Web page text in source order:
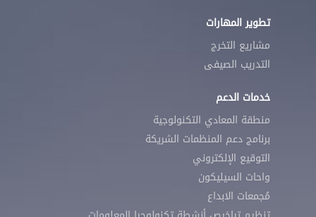
تطوير المهارات
مشاريع التخرج
التدريب الصيفى
خدمات الدعم
منطقة المعادي التكنولوجية
برنامج دعم المنظمات الشريكة
التوقيع الإلكتروني
واحات السيليكون
مُجمعات الابداع